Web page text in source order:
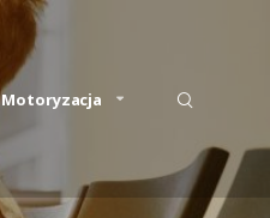
Motoryzacja